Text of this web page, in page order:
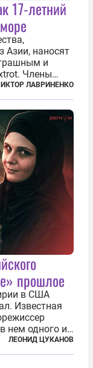
17-летний
Азии, наносят
и
Члены
шведов,
совершают
ЛАВРИНЕНКО
прошлое
в США
Известная
нем одного из
Алеппо в
Канатри, в
ЛЕОНИД ЦУКАНОВ